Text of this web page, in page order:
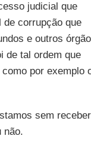
judicial que
corrupção que
e outros
de tal ordem que
por exemplo
sem receber
não.